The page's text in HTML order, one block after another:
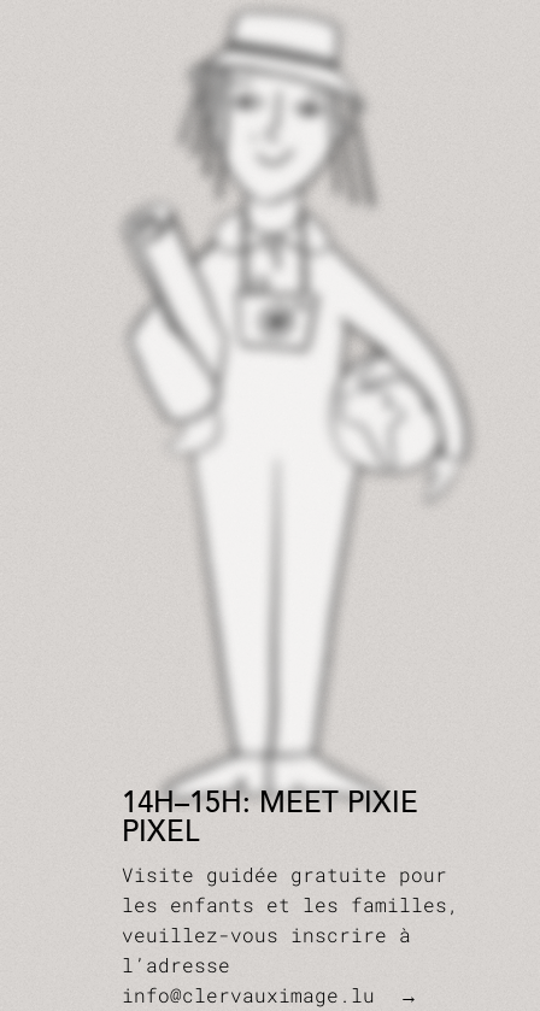
14H–15H: MEET PIXIE
PIXEL
Visite guidée gratuite pour
les enfants et les familles,
veuillez-vous inscrire à
l’adresse
info@clervauximage.lu →